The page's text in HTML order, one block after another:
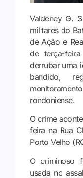
Valdeney G.
militares do
de Ação e
de terça-
derrubar uma
bandido,
rondoniense.
O crime
feira na Rua
Porto Velho
O criminoso
usada no